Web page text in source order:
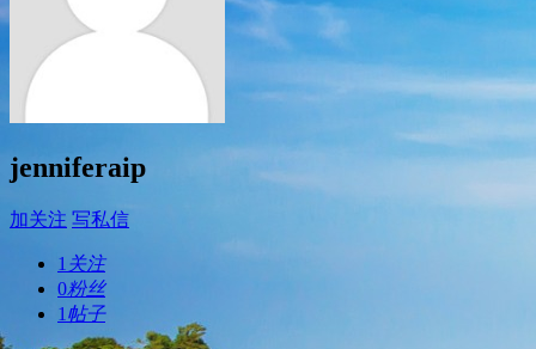
jenniferaip
加关注 写私信
1 关注
0粉丝
1 帖子